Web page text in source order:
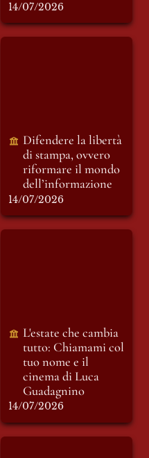
14/07/2026
Difendere la libertà
di stampa, ovvero
riformare il mondo
dell’informazione
14/07/2026
L'estate che cambia
tutto: Chiamami col
tuo nome e il
cinema di Luca
Guadagnino
14/07/2026
Strange fruit: il